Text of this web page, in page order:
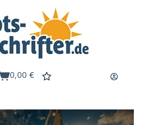
Warenkorb
0,00€